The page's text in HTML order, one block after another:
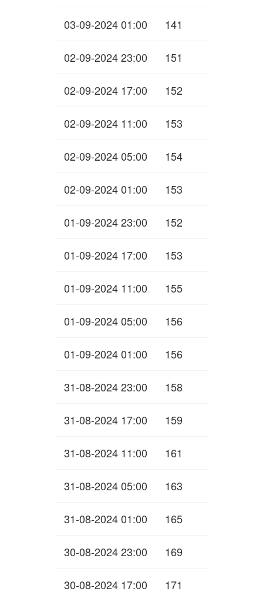
03-09-2024 01:00 141
02-09-2024 23:00 151
02-09-2024 17:00 152
02-09-2024 11:00 153
02-09-2024 05:00 154
02-09-2024 01:00 153
01-09-2024 23:00 152
01-09-2024 17:00 153
01-09-2024 11:00 155
01-09-2024 05:00 156
01-09-2024 01:00 156
31-08-2024 23:00 158
31-08-2024 17:00 159
31-08-2024 11:00 161
31-08-2024 05:00 163
31-08-2024 01:00 165
30-08-2024 23:00 169
30-08-2024 17:00 171